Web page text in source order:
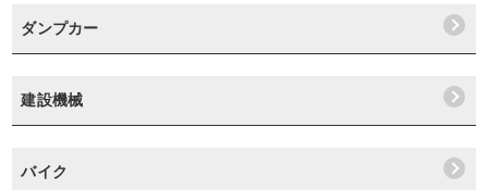
ダンプカー
建設機械
バイク